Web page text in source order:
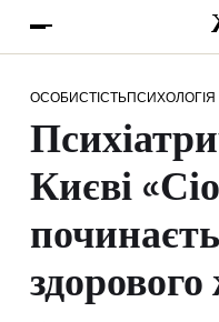
ОСОБИСТІСТЬПСИХОЛОГІЯ
Києві